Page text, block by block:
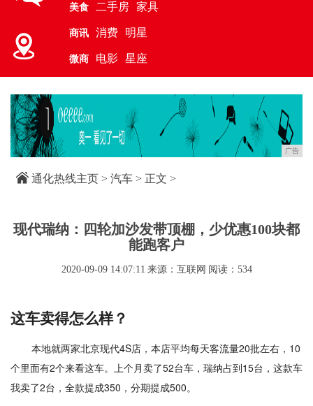
美食 二手房 家具
商讯 消费 明星
微商 电影 星座
广告
通化热线主页 > 汽车 > 正文 >
现代瑞纳：四轮加沙发带顶棚，少优惠100块都
能跑客户
2020-09-09 14:07:11 来源：互联网 阅读：534
这车卖得怎么样？
本地就两家北京现代4S店，本店平均每天客流量20批左右，10
个里面有2个来看这车。上个月卖了52台车，瑞纳占到15台，这款车
我卖了2台，全款提成350，分期提成500。